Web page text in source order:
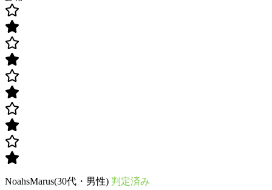
NoahsMarus(30代・男性) 判定済み